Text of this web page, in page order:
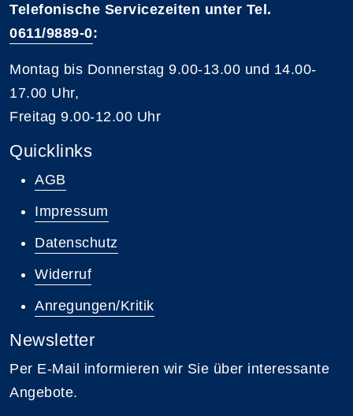
Telefonische Servicezeiten unter Tel.
0611/9889-0:
Montag bis Donnerstag 9.00-13.00 und 14.00-
17.00 Uhr,
Freitag 9.00-12.00 Uhr
Quicklinks
AGB
Impressum
Datenschutz
Widerruf
Anregungen/Kritik
Newsletter
Per E-Mail informieren wir Sie über interessante
Angebote.